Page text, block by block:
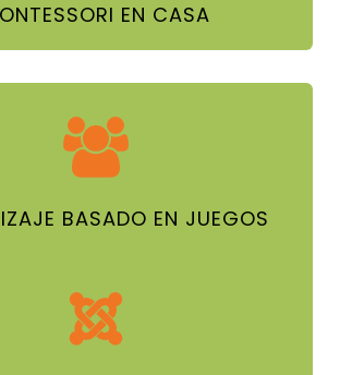
EN CASA
BASADO EN JUEGOS